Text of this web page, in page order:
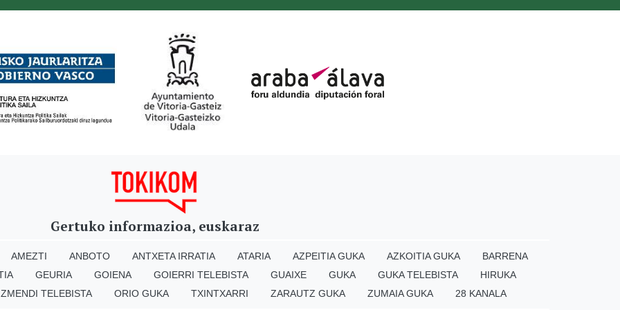
Gertuko informazioa, euskaraz
AMEZTI ANBOTO ANTXETA IRRATIA ATARIA AZPEITIA GUKA AZKOITIA GUKA
BARRENA
GEURIA GOIENA GOIERRI TELEBISTA GUAIXE GUKA GUKA TELEBISTA
HIRUKA
TELEBISTA
ORIO GUKA TXINTXARRI ZARAUTZ GUKA ZUMAIA GUKA 28 KANALA